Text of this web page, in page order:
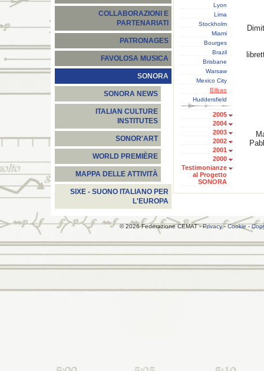
COLLABORAZIONI E
PARTENARIATI
PATRONAGES
FAVOLOSA MUSICA
SONORA
SONORA NEWS
ITALIAN CULTURE
INSTITUTES
SONOR'ART
WORLD PREMIÈRE
MAPPA DELLE ATTIVITÀ
SIXE - SUONO ITALIANO PER
L'EUROPA
Lyon
Lima
Stockholm
Miami
Bourges
Brazil
Brisbane
Warsaw
Mexico City
Bilbao
Huddersfield
2005
2004
2003
2002
2001
2000
Testimonianze
al Progetto
SONORA
© 2026 Federazione CEMAT -Privacy-Cookie-